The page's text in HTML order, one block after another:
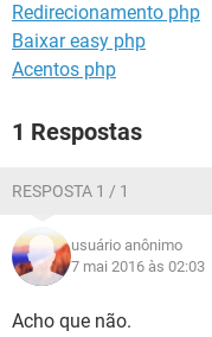
Redirecionamento php
Baixar easy php
Acentos php
1 Respostas
RESPOSTA 1 / 1
usuário anônimo
7 mai 2016 às 02:03
Acho que não.